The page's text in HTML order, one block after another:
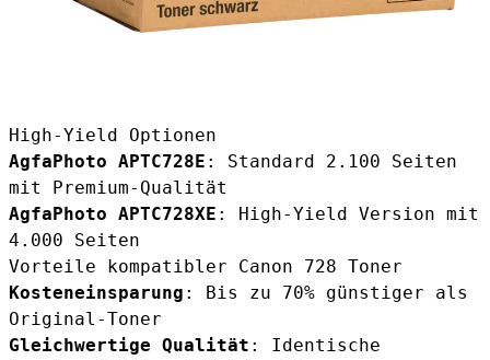
High-Yield Optionen
AgfaPhoto APTC728E : Standard 2.100 Seiten
mit Premium-Qualität
AgfaPhoto APTC728XE : High-Yield Version mit
4.000 Seiten
Vorteile kompatibler Canon 728 Toner
Kosteneinsparung : Bis zu 70% günstiger als
Original-Toner
Gleichwertige Qualität : Identische